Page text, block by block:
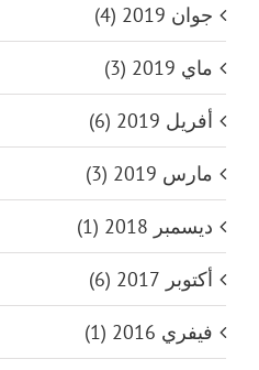
جوان 2019 (4)
ماي 2019 (3)
أفريل 2019 (6)
مارس 2019 (3)
ديسمبر 2018 (1)
أكتوبر 2017 (6)
فيفري 2016 (1)